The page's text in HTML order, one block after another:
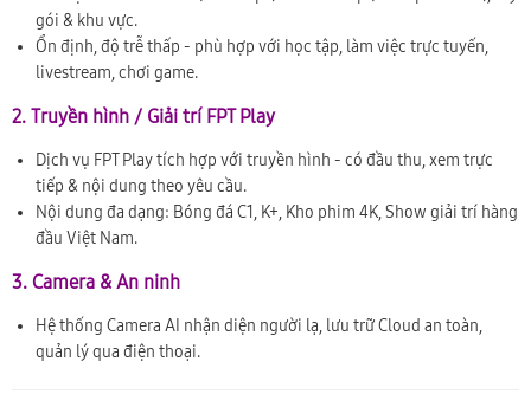
gói & khu vực.
Ổn định, độ trễ thấp - phù hợp với học tập, làm việc trực tuyến,
livestream, chơi game.
2. Truyền hình / Giải trí FPT Play
Dịch vụ FPT Play tích hợp với truyền hình - có đầu thu, xem trực
tiếp & nội dung theo yêu cầu.
Nội dung đa dạng: Bóng đá C1, K+, Kho phim 4K, Show giải trí hàng
đầu Việt Nam.
3. Camera & An ninh
Hệ thống Camera AI nhận diện người lạ, lưu trữ Cloud an toàn,
quản lý qua điện thoại.